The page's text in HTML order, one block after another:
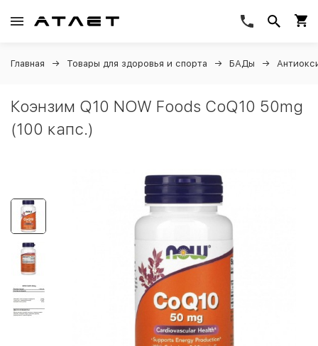
Главная Товары для здоровья и спорта БАДы
Коэнзим Q10 NOW Foods CoQ10 50mg
(100 капс.)